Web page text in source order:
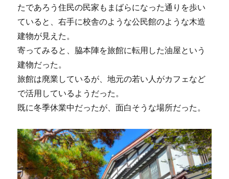
たであろう住民の民家もまばらになった通りを歩い
ていると、右手に校舎のような公民館のような木造
建物が見えた。
寄ってみると、脇本陣を旅館に転用した油屋という
建物だった。
旅館は廃業しているが、地元の若い人がカフェなど
で活用しているようだった。
既に冬季休業中だったが、面白そうな場所だった。